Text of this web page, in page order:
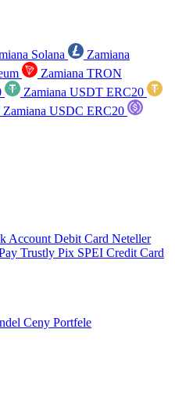
Solana
Zamiana
Zamiana TRON
Zamiana USDT ERC20
Zamiana USDC ERC20
Account Debit Card Neteller
Trustly Pix SPEI Credit Card
Ceny Portfele